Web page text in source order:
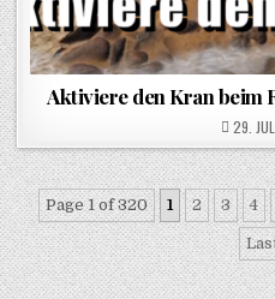
Aktiviere den Kran beim
29.
Page 1 of 320 1 2 3 4